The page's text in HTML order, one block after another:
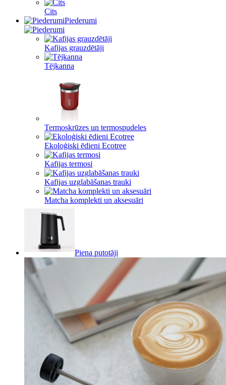
Cits
Piederumi
Kafijas grauzdētāji
Tējkanna
Termoskrūzes un termospudeles
Ekoloģiski ēdieni Ecotree
Kafijas termosi
Kafijas uzglabāšanas trauki
Matcha komplekti un aksesuāri
Piena putotāji